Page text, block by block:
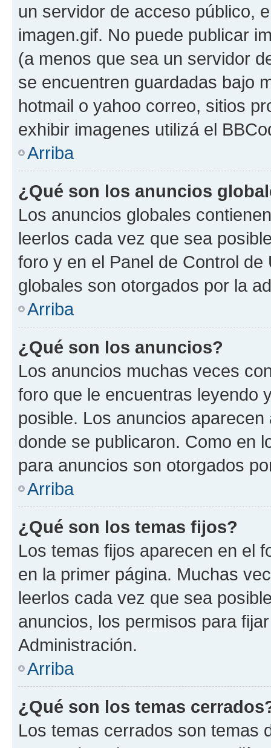
un servidor de acceso público,
imagen.gif. No puede publicar
(a menos que sea un servidor
se encuentren guardadas bajo
hotmail o yahoo correo, sitios
exhibir imagenes utilizá el
Arriba
¿Qué son los anuncios
Los anuncios globales
leerlos cada vez que sea
foro y en el Panel de Control
globales son otorgados por la
Arriba
¿Qué son los anuncios?
Los anuncios muchas veces
foro que le encuentras leyendo
posible. Los anuncios
donde se publicaron. Como en
para anuncios son otorgados
Arriba
¿Qué son los temas fijos?
Los temas fijos aparecen en el
en la primer página. Muchas
leerlos cada vez que sea
anuncios, los permisos para
Administración.
Arriba
¿Qué son los temas
Los temas cerrados son temas